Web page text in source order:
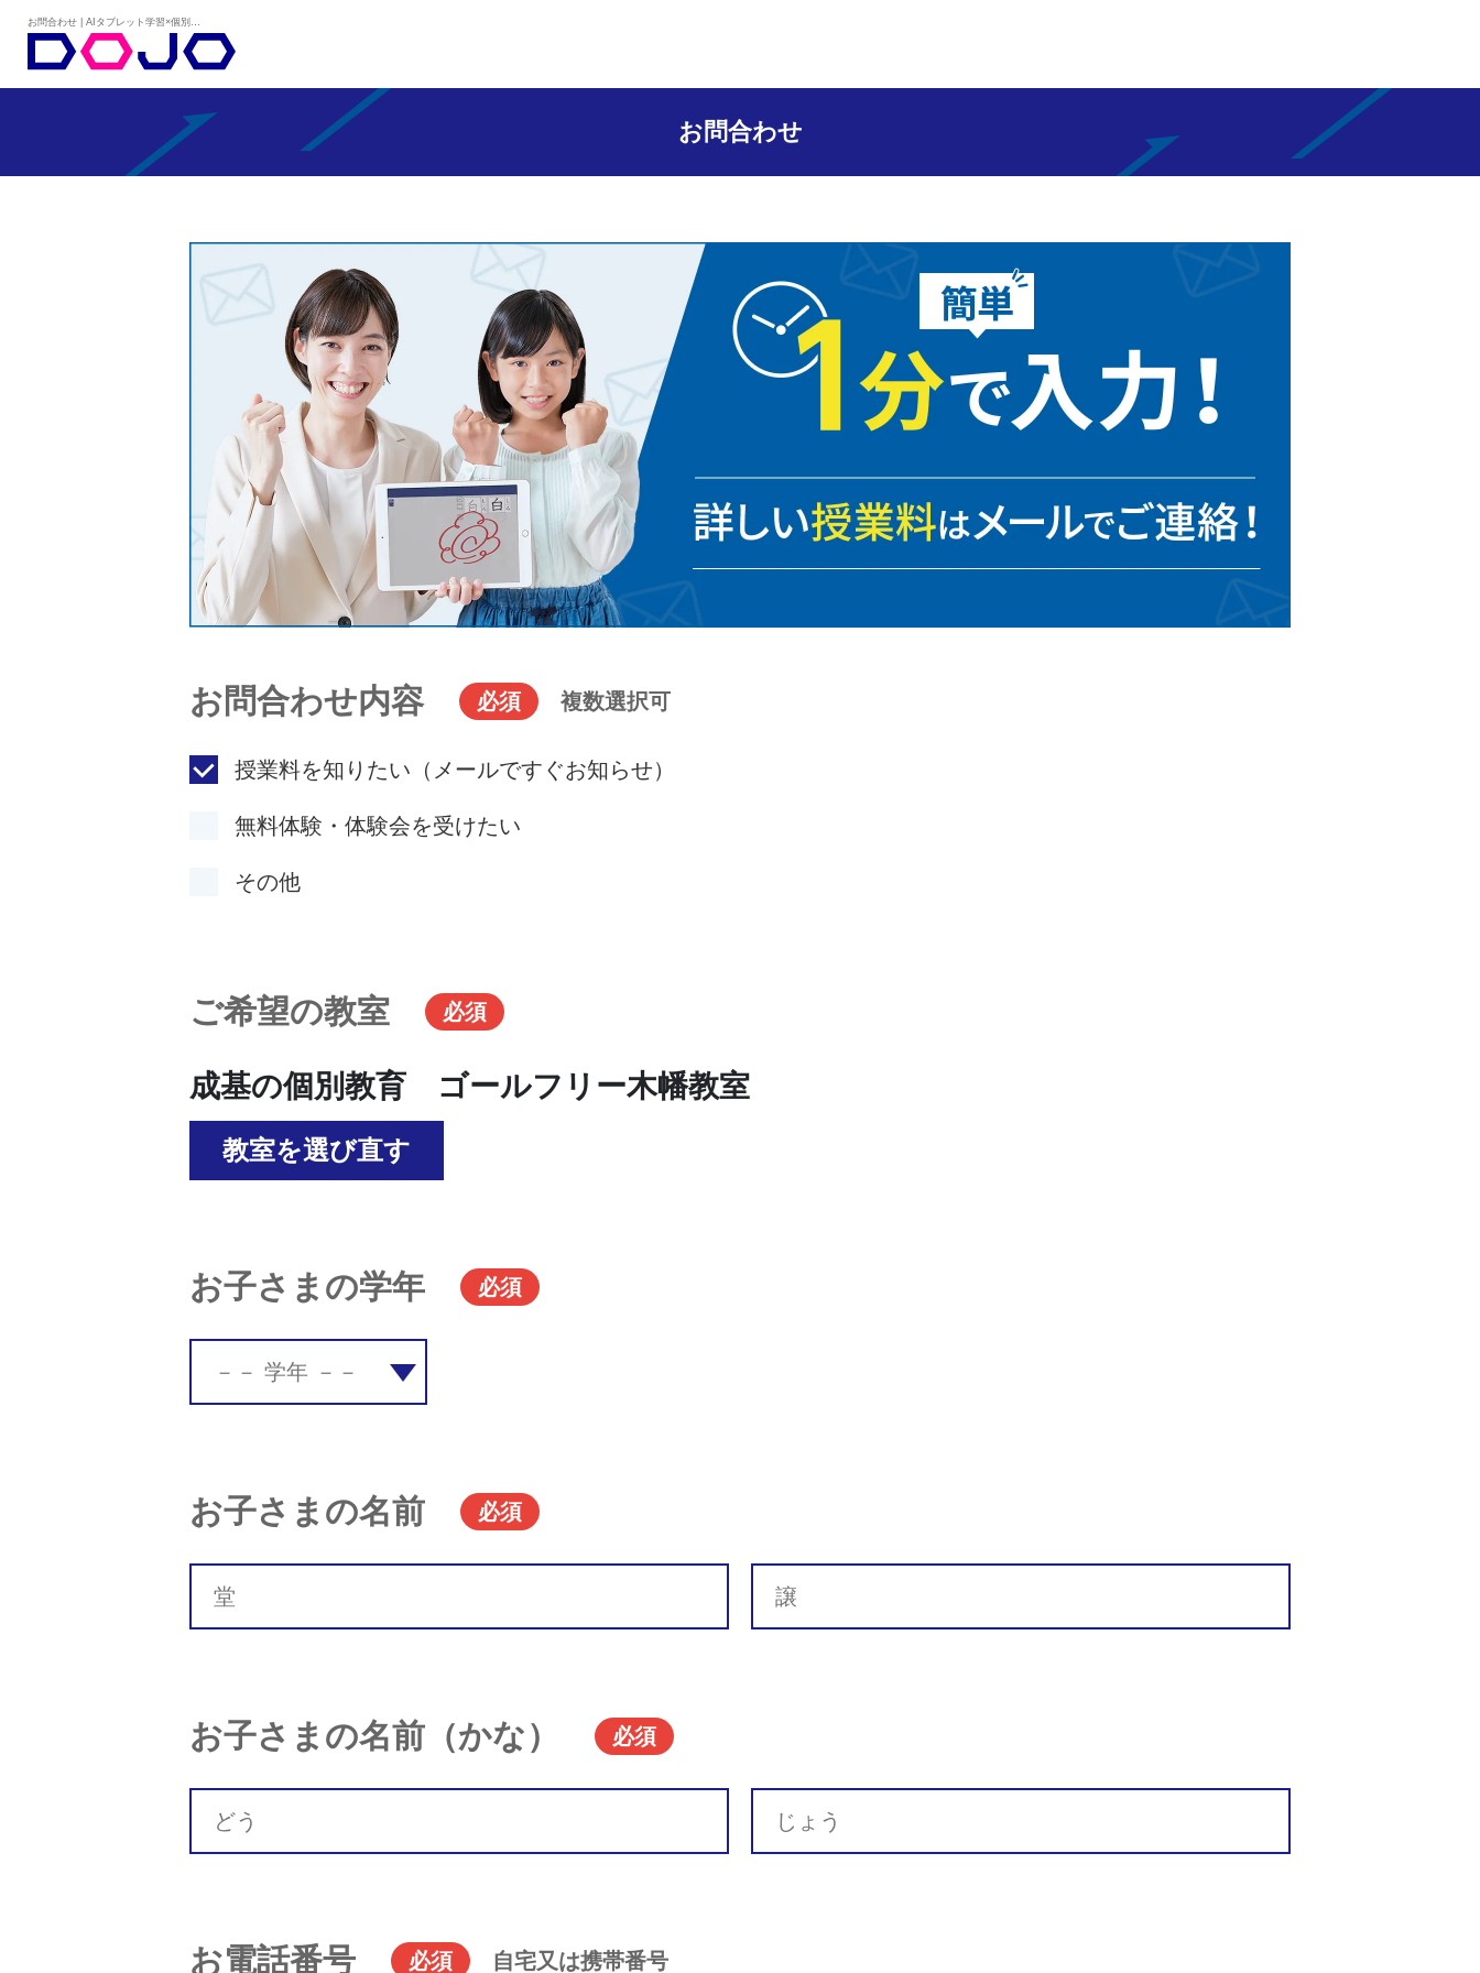
お問合わせ
お問合わせ内容 必須 複数選択可
授業料を知りたい（メールですぐお知らせ）
無料体験・体験会を受けたい
その他
ご希望の教室 必須
成基の個別教育 ゴールフリー木幡教室
教室を選び直す
お子さまの学年 必須
お子さまの名前 必須
お子さまの名前（かな） 必須
お電話番号 必須 自宅又は携帯番号